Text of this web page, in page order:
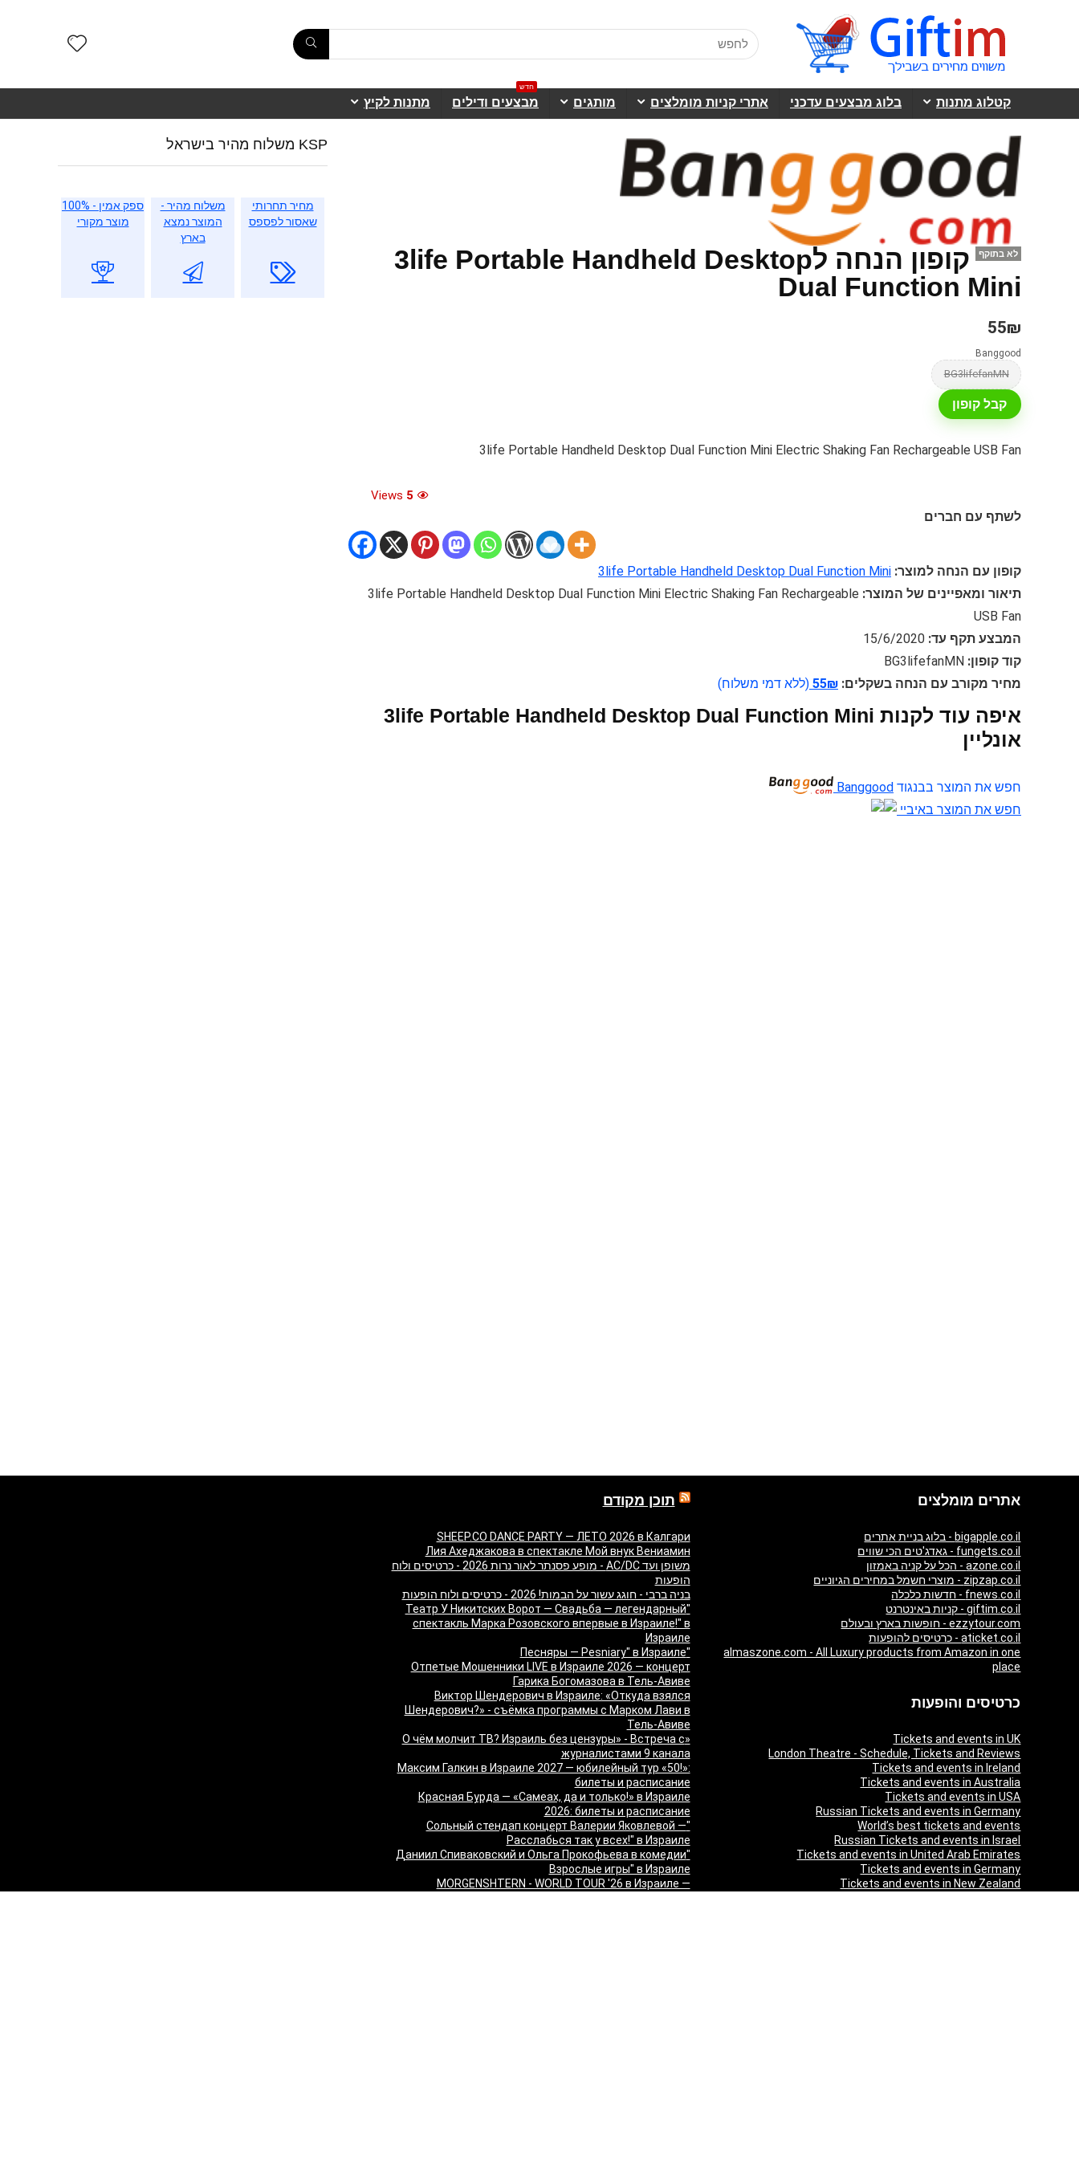
קטלוג מתנות בלוג מבצעים עדכני אתרי קניות מומלצים מותגים מבצעים ודילים
חדש
מתנות לקיץ
לא בתוקף
קופון הנחה ל3life Portable Handheld Desktop
Dual Function Mini
55₪
Banggood
BG3lifefanMN
קבל קופון
3life Portable Handheld Desktop Dual Function Mini Electric Shaking Fan Rechargeable USB Fan
5
לשתף עם חברים
קופון עם הנחה למוצר: 3life Portable Handheld Desktop Dual Function Mini
תיאור ומאפיינים של המוצר: 3life Portable Handheld Desktop Dual Function Mini Electric Shaking Fan Rechargeable
USB Fan
המבצע תקף עד: 15/6/2020
קוד קופון: BG3lifefanMN
מחיר מקורב עם הנחה בשקלים: 55₪ (ללא דמי משלוח)
איפה עוד לקנות 3life Portable Handheld Desktop Dual Function Mini
אונליין
חפש את המוצר בבנגוד Banggood
חפש את המוצר באיביי
KSP משלוח מהיר בישראל
מחיר תחרותי
שאסור לפספס
משלוח מהיר -
המוצר נמצא
בארץ
ספק אמין - 100%
מוצר מקורי
אתרים מומלצים
bigapple.co.il - בלוג בניית אתרים
fungets.co.il - גאדג'טים הכי שווים
azone.co.il - הכל על קניה באמזון
zipzap.co.il - מוצרי חשמל במחירים הגיוניים
fnews.co.il - חדשות כלכלה
giftim.co.il - קניות באינטרנט
ezzytour.com - חופשות בארץ ובעולם
aticket.co.il - כרטיסים להופעות
almaszone.com - All Luxury products from Amazon in one
place
כרטיסים והופעות
Tickets and events in UK
London Theatre - Schedule, Tickets and Reviews
Tickets and events in Ireland
Tickets and events in Australia
Tickets and events in USA
Russian Tickets and events in Germany
World’s best tickets and events
Russian Tickets and events in Israel
Tickets and events in United Arab Emirates
Tickets and events in Germany
Tickets and events in New Zealand
תוכן מקודם
SHEEP.CO DANCE PARTY — ЛЕТО 2026 в Калгари
Лия Ахеджакова в спектакле Мой внук Вениамин
משופן ועד AC/DC - מופע פסנתר לאור נרות 2026 - כרטיסים ולוח
הופעות
בניה ברבי - חוגג עשור על הבמות! 2026 - כרטיסים ולוח הופעות
"Театр У Никитских Ворот — Свадьба — легендарный
спектакль Марка Розовского впервые в Израиле!" в
Израиле
"Песняры — Pesniary" в Израиле
Отпетые Мошенники LIVE в Израиле 2026 — концерт
Гарика Богомазова в Тель-Авиве
Виктор Шендерович в Израиле: «Откуда взялся
Шендерович?» - съёмка программы с Марком Лави в
Тель-Авиве
«О чём молчит ТВ? Израиль без цензуры» - Встреча с
журналистами 9 канала
Максим Галкин в Израиле 2027 — юбилейный тур «50!»:
билеты и расписание
Красная Бурда — «Самеах, да и только!» в Израиле
2026: билеты и расписание
"Сольный стендап концерт Валерии Яковлевой —
Расслабься так у всех!" в Израиле
"Даниил Спиваковский и Ольга Прокофьева в комедии
Взрослые игры" в Израиле
MORGENSHTERN - WORLD TOUR '26 в Израиле —